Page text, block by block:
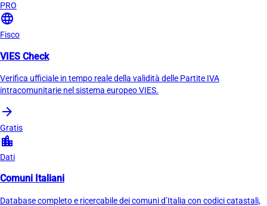
PRO
language
Fisco
VIES Check
Verifica ufficiale in tempo reale della validità delle Partite IVA
intracomunitarie nel sistema europeo VIES.
arrow_forward
Gratis
location_city
Dati
Comuni Italiani
Database completo e ricercabile dei comuni d’Italia con codici catastali,